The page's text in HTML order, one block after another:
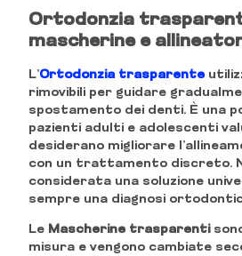
Ortodonzia
mascherine e
L’Ortodonzia trasparente
rimovibili per guidare
spostamento dei denti. È una
pazienti adulti e adolescenti
desiderano migliorare
con un trattamento discreto.
considerata una soluzione
sempre una diagnosi
Le Mascherine trasparenti
misura e vengono cambiate